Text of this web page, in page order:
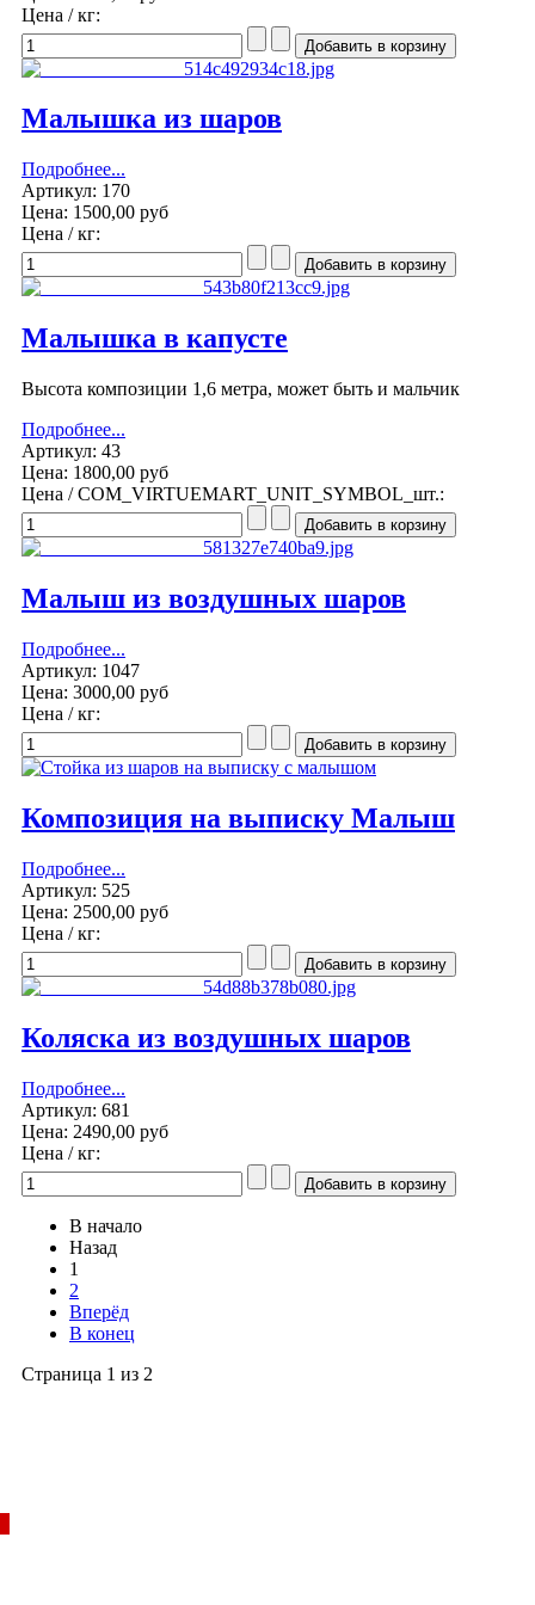
Цена / кг:
Малышка из шаров
Подробнее...
Артикул: 170
Цена: 1500,00 руб
Цена / кг:
Малышка в капусте
Высота композиции 1,6 метра, может быть и мальчик
Подробнее...
Артикул: 43
Цена: 1800,00 руб
Цена / COM_VIRTUEMART_UNIT_SYMBOL_шт.:
Малыш из воздушных шаров
Подробнее...
Артикул: 1047
Цена: 3000,00 руб
Цена / кг:
Композиция на выписку Малыш
Подробнее...
Артикул: 525
Цена: 2500,00 руб
Цена / кг:
Коляска из воздушных шаров
Подробнее...
Артикул: 681
Цена: 2490,00 руб
Цена / кг:
В начало
Назад
1
2
Вперёд
В конец
Страница 1 из 2